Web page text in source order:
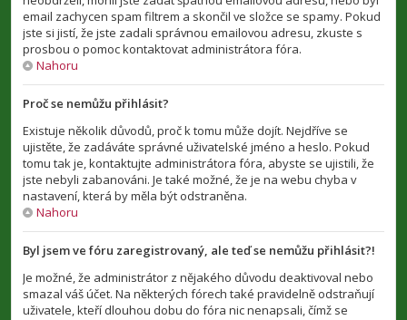
email zachycen spam filtrem a skončil ve složce se spamy. Pokud
jste si jistí, že jste zadali správnou emailovou adresu, zkuste s
prosbou o pomoc kontaktovat administrátora fóra.
Nahoru
Proč se nemůžu přihlásit?
Existuje několik důvodů, proč k tomu může dojít. Nejdříve se
ujistěte, že zadáváte správné uživatelské jméno a heslo. Pokud
tomu tak je, kontaktujte administrátora fóra, abyste se ujistili, že
jste nebyli zabanováni. Je také možné, že je na webu chyba v
nastavení, která by měla být odstraněna.
Nahoru
Byl jsem ve fóru zaregistrovaný, ale teď se nemůžu přihlásit?!
Je možné, že administrátor z nějakého důvodu deaktivoval nebo
smazal váš účet. Na některých fórech také pravidelně odstraňují
uživatele, kteří dlouhou dobu do fóra nic nenapsali, čímž se